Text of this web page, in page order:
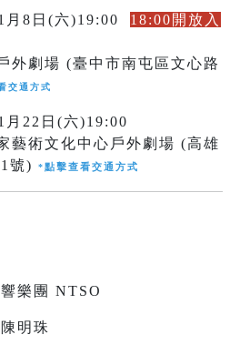
月8日(六)19:00 18:00開放入
場 (臺中市南屯區文心路
交通方式
月22日(六)19:00
文化中心戶外劇場 (高雄
號)
*點擊查看交通方式
樂團 NTSO
明珠